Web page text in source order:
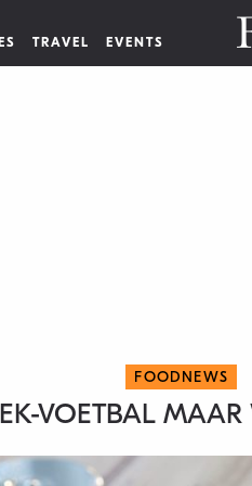
TRAVEL EVENTS
FOODNEWS
VOETBAL